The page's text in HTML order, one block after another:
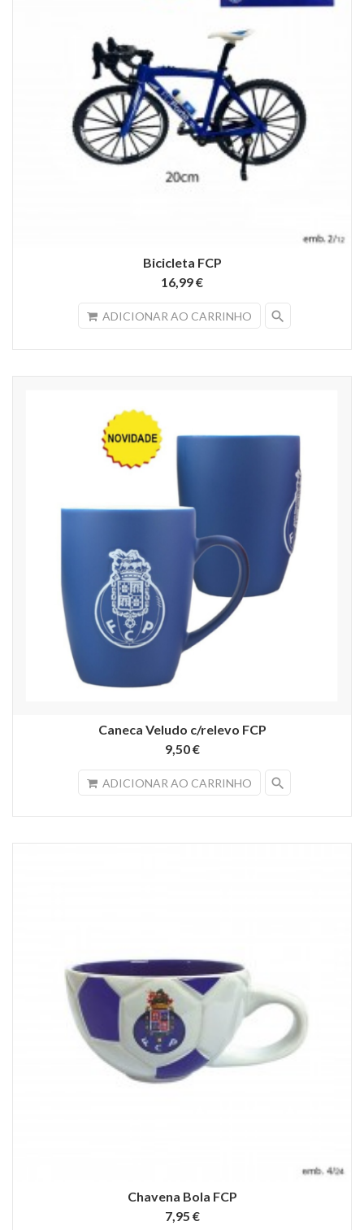
Bicicleta FCP
16,99 €
ADICIONAR AO CARRINHO search
Caneca Veludo c/relevo FCP
9,50 €
ADICIONAR AO CARRINHO search
Chavena Bola FCP
7,95 €